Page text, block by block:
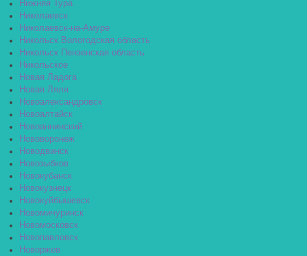
Нижняя Тура
Николаевск
Николаевск-на-Амуре
Никольск Вологодская область
Никольск Пензенская область
Никольское
Новая Ладога
Новая Ляля
Новоалександровск
Новоалтайск
Новоаннинский
Нововоронеж
Новодвинск
Новозыбков
Новокубанск
Новокузнецк
Новокуйбышевск
Новомичуринск
Новомосковск
Новопавловск
Новоржев